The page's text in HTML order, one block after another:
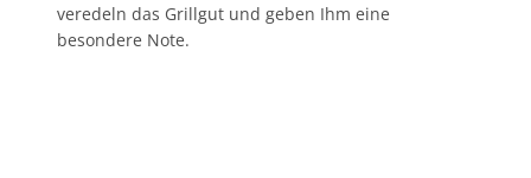
veredeln das Grillgut und geben Ihm eine
besondere Note.